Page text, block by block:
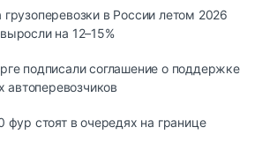
в России летом 2026
на 12–15%
подписали соглашение о поддержке
фур стоят в очередях на границе